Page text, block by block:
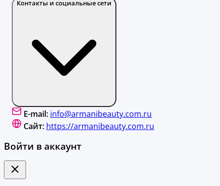
Контакты и социальные сети
E-mail: info@armanibeauty.com.ru
Сайт: https://armanibeauty.com.ru
Войти в аккаунт